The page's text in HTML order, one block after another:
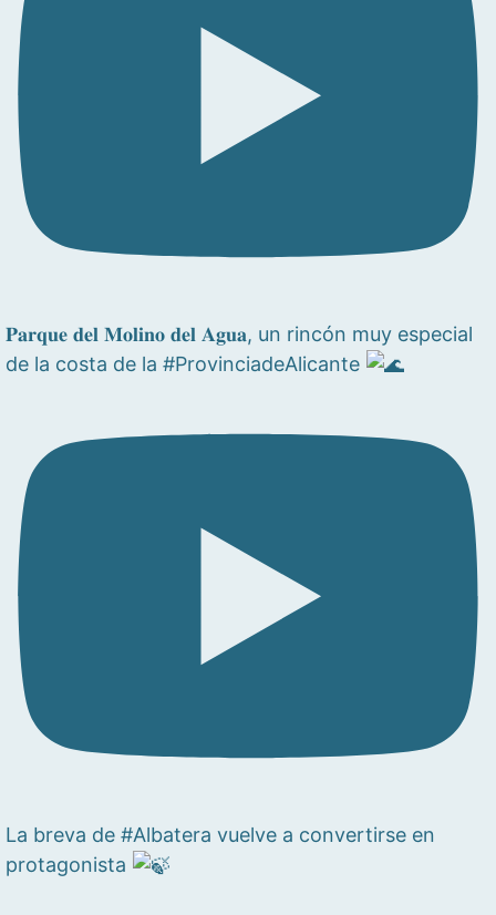
𝐏𝐚𝐫𝐪𝐮𝐞 𝐝𝐞𝐥 𝐌𝐨𝐥𝐢𝐧𝐨 𝐝𝐞𝐥 𝐀𝐠𝐮𝐚, un rincón muy especial
de la costa de la #ProvinciadeAlicante
La breva de #Albatera vuelve a convertirse en
protagonista